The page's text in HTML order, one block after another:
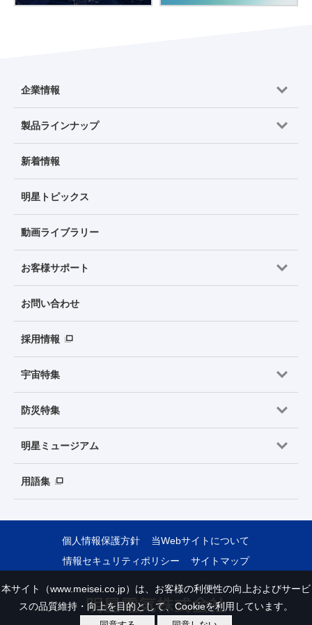
企業情報
製品ラインナップ
新着情報
明星トピックス
動画ライブラリー
お客様サポート
お問い合わせ
採用情報
宇宙特集
防災特集
明星ミュージアム
用語集
個人情報保護方針
当Webサイトについて
情報セキュリティポリシー
サイトマップ
本サイト（www.meisei.co.jp）は、お客様の利便性の向上およびサービ
スの品質維持・向上を目的として、Cookieを利用しています。